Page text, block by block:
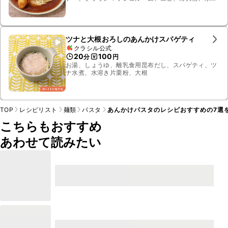
ツナと大根おろしのあんかけスパゲティ
クラシル公式
20分 100 円
お湯、しょうゆ、離乳食用昆布だし、スパゲティ、ツ
ナ水煮、水溶き片栗粉、大根
TOP レシピリスト 麺類 パスタ あんかけパスタのレシピおすすめの7選
こちらもおすすめ
あわせて読みたい